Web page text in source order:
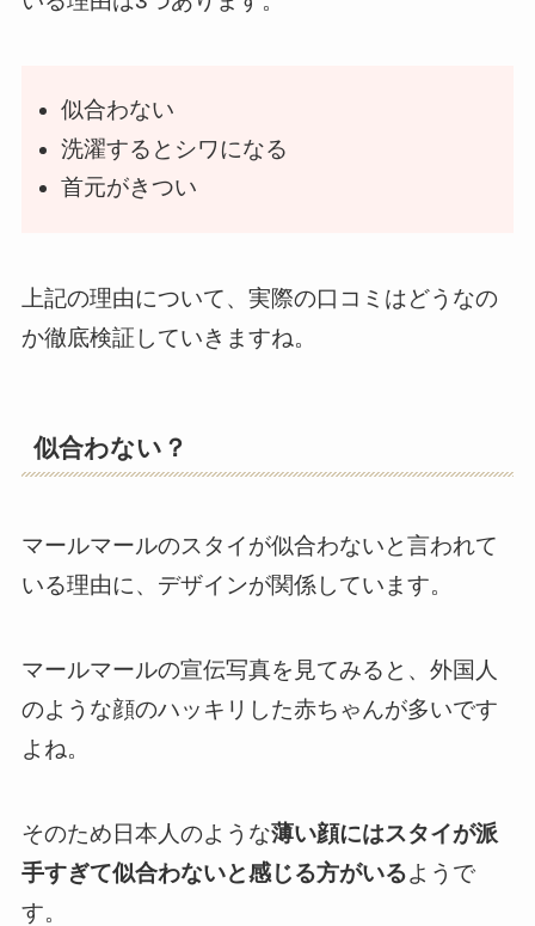
似合わない
洗濯するとシワになる
首元がきつい
上記の理由について、実際の口コミはどうなの
か徹底検証していきますね。
似合わない？
マールマールのスタイが似合わないと言われて
いる理由に、デザインが関係しています。
マールマールの宣伝写真を見てみると、外国人
のような顔のハッキリした赤ちゃんが多いです
よね。
そのため日本人のような薄い顔にはスタイが派
手すぎて似合わないと感じる方がいるようで
す。